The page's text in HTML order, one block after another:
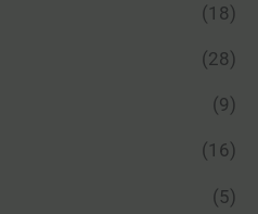
(18)
(28)
(9)
(16)
(5)